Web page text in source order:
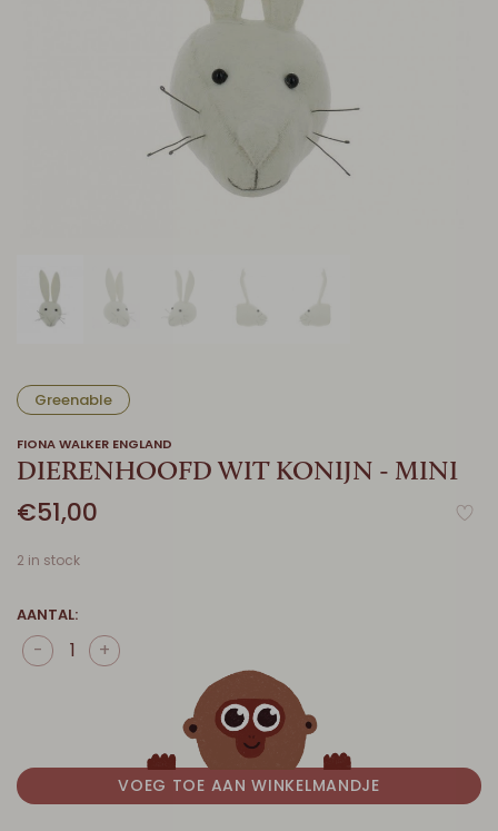
Greenable
FIONA WALKER ENGLAND
DIERENHOOFD WIT KONIJN - MINI
€51,00
2 in stock
AANTAL:
+
-
VOEG TOE AAN WINKELMANDJE